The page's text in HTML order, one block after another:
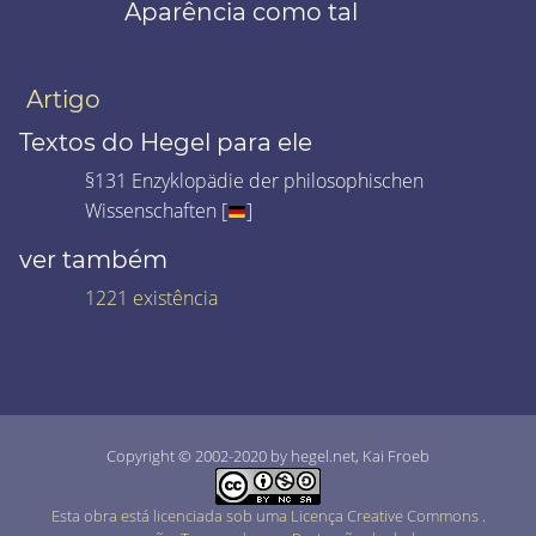
Aparência como tal
Artigo
Textos do Hegel para ele
§131 Enzyklopädie der philosophischen
Wissenschaften [
]
ver também
1221 existência
Copyright © 2002-2020 by hegel.net, Kai Froeb
Esta obra está licenciada sob uma Licença Creative Commons .